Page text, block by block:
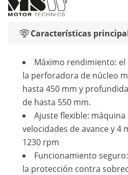
Características
Máximo rendimiento:
la perforadora de núcleo
hasta 450 mm y
de hasta 550 mm.
Ajuste flexible:
velocidades de avance y 4
1230 rpm
Funcionamiento
la protección contra